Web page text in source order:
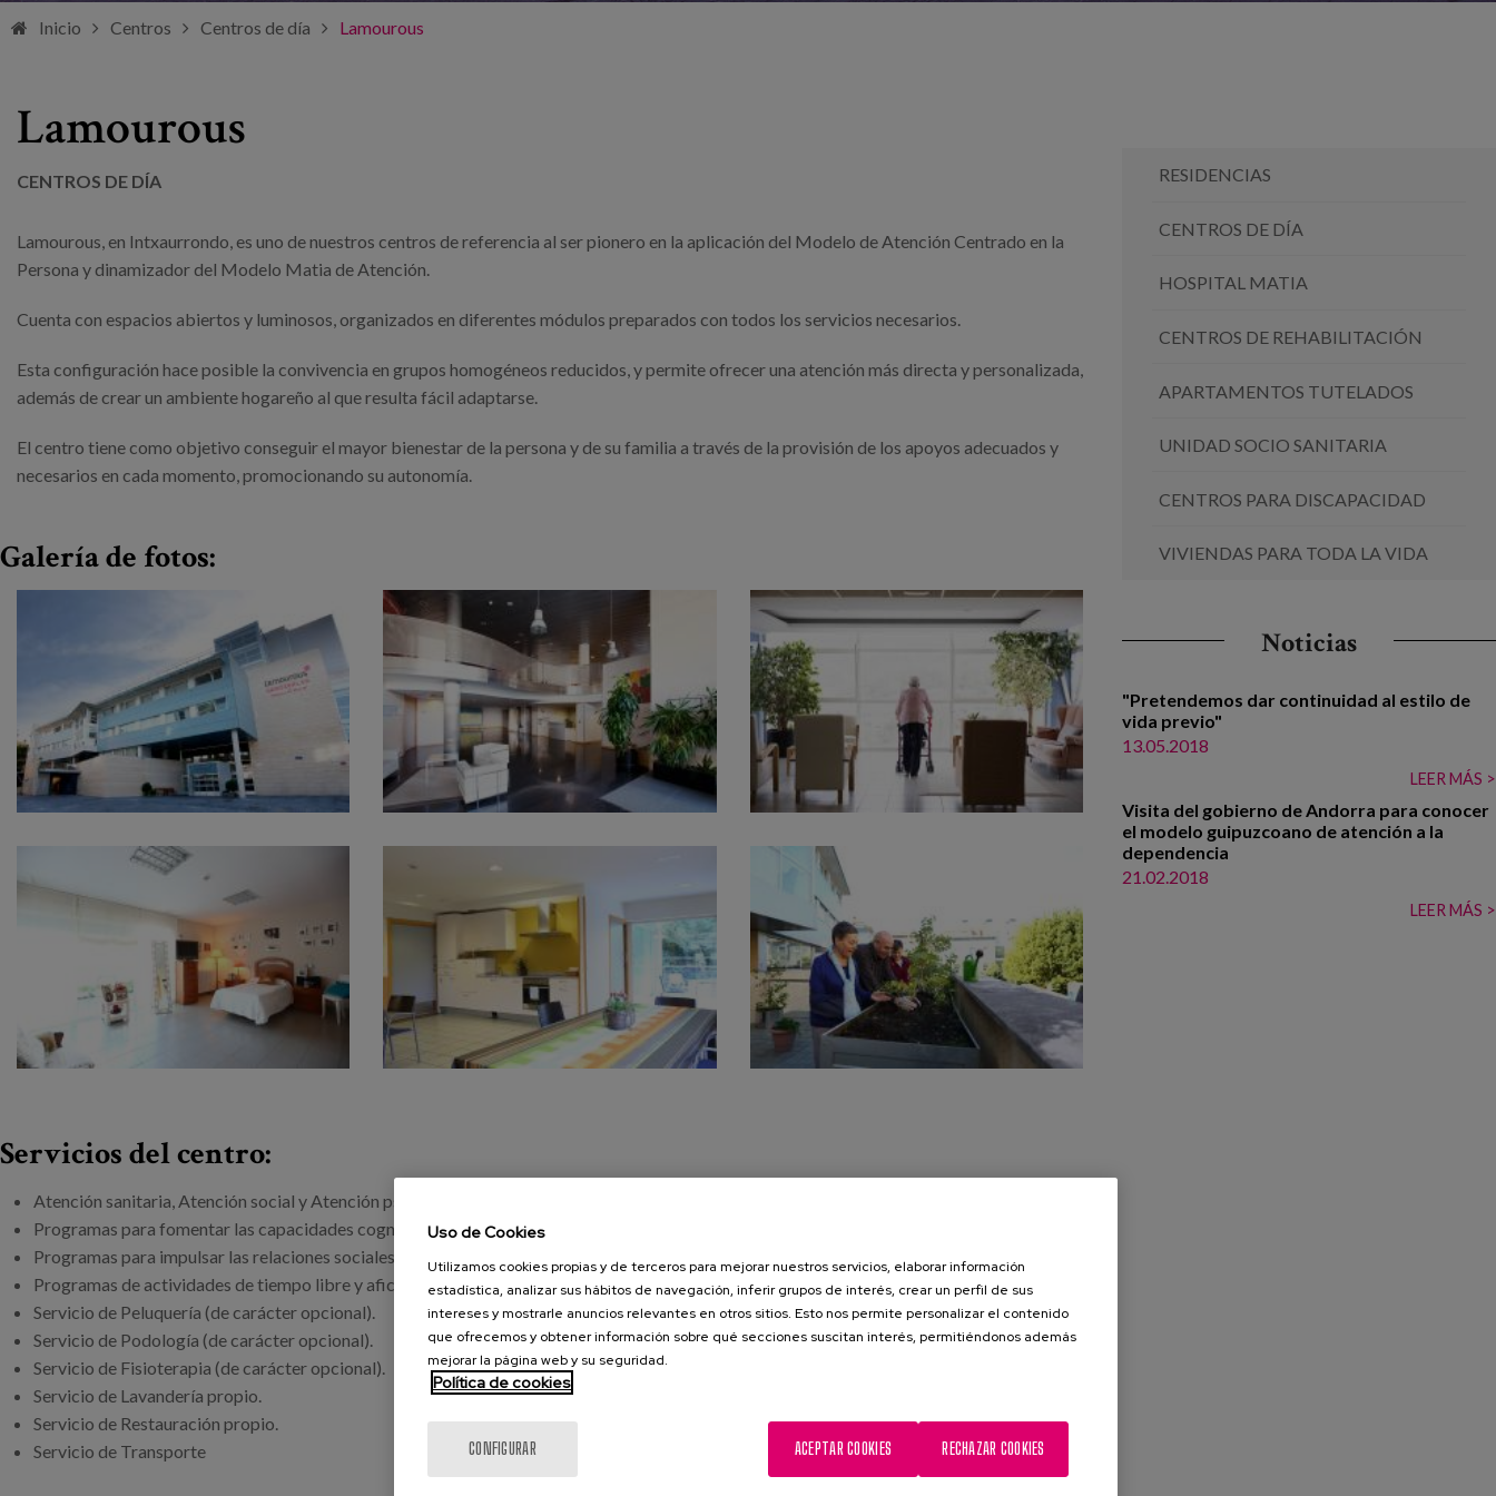
Inicio Centros Centros de día Lamourous
Lamourous
CENTROS DE DÍA
Lamourous, en Intxaurrondo, es uno de nuestros centros de referencia al ser pionero en la aplicación del Modelo de Atención Centrado en la
Persona y dinamizador del Modelo Matia de Atención.
Cuenta con espacios abiertos y luminosos, organizados en diferentes módulos preparados con todos los servicios necesarios.
Esta configuración hace posible la convivencia en grupos homogéneos reducidos, y permite ofrecer una atención más directa y personalizada,
además de crear un ambiente hogareño al que resulta fácil adaptarse.
El centro tiene como objetivo conseguir el mayor bienestar de la persona y de su familia a través de la provisión de los apoyos adecuados y
necesarios en cada momento, promocionando su autonomía.
Galería de fotos:
Servicios del centro:
Atención sanitaria, Atención social y Atención psicológica Gerontológicas.
Programas para fomentar las capacidades cognitivas y la autonomía funcional.
Programas para impulsar las relaciones sociales y participación comunitaria.
Programas de actividades de tiempo libre y aficiones.
Servicio de Peluquería (de carácter opcional).
Servicio de Podología (de carácter opcional).
Servicio de Fisioterapia (de carácter opcional).
Servicio de Lavandería propio.
Servicio de Restauración propio.
Servicio de Transporte
RESIDENCIAS
CENTROS DE DÍA
HOSPITAL MATIA
CENTROS DE REHABILITACIÓN
APARTAMENTOS TUTELADOS
UNIDAD SOCIO SANITARIA
CENTROS PARA DISCAPACIDAD
VIVIENDAS PARA TODA LA VIDA
Noticias
"Pretendemos dar continuidad al estilo de
vida previo"
13.05.2018
LEER MÁS >
Visita del gobierno de Andorra para conocer
el modelo guipuzcoano de atención a la
dependencia
21.02.2018
LEER MÁS >
Uso de Cookies
Utilizamos cookies propias y de terceros para mejorar nuestros servicios, elaborar información
estadística, analizar sus hábitos de navegación, inferir grupos de interés, crear un perfil de sus
intereses y mostrarle anuncios relevantes en otros sitios. Esto nos permite personalizar el contenido
que ofrecemos y obtener información sobre qué secciones suscitan interés, permitiéndonos además
mejorar la página web y su seguridad.
Política de cookies
CONFIGURAR RECHAZAR COOKIES
ACEPTAR COOKIES